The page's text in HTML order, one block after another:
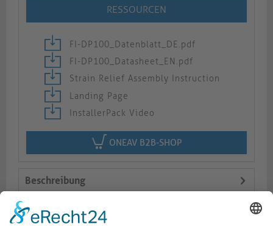
RESSOURCEN
FI-DP100_Datenblatt_DE.pdf
FI-DP100_Datasheet_EN.pdf
Strain Relief Assembly Instruction
Landing Page
InstallerPack Video
ONEAV B2B-SHOP
Beschreibung
Logistik